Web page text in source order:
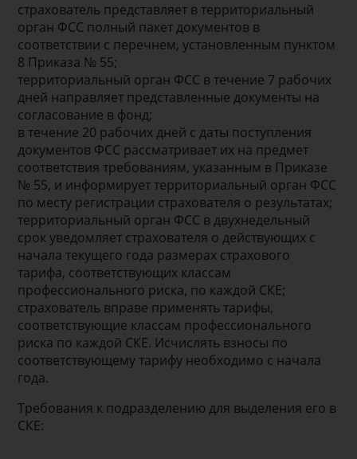
страхователь представляет в территориальный
орган ФСС полный пакет документов в
соответствии с перечнем, установленным пунктом
8 Приказа № 55;
территориальный орган ФСС в течение 7 рабочих
дней направляет представленные документы на
согласование в фонд;
в течение 20 рабочих дней с даты поступления
документов ФСС рассматривает их на предмет
соответствия требованиям, указанным в Приказе
№ 55, и информирует территориальный орган ФСС
по месту регистрации страхователя о результатах;
территориальный орган ФСС в двухнедельный
срок уведомляет страхователя о действующих с
начала текущего года размерах страхового
тарифа, соответствующих классам
профессионального риска, по каждой СКЕ;
страхователь вправе применять тарифы,
соответствующие классам профессионального
риска по каждой СКЕ. Исчислять взносы по
соответствующему тарифу необходимо с начала
года.
Требования к подразделению для выделения его в
СКЕ: